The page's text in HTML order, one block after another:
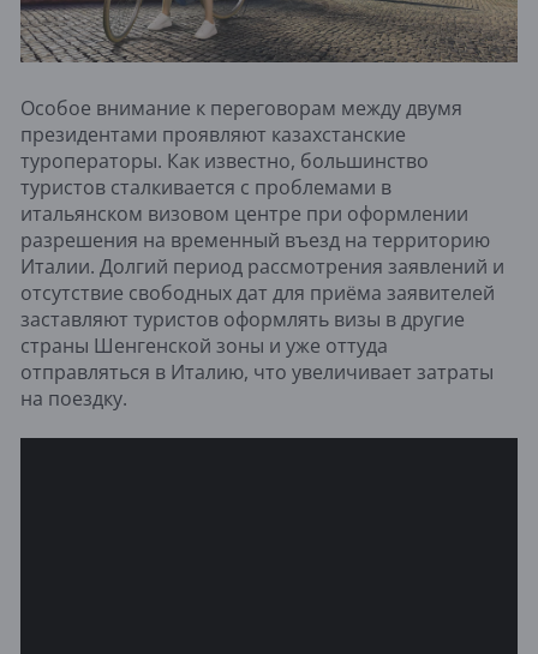
Особое внимание к переговорам между двумя
президентами проявляют казахстанские
туроператоры. Как известно, большинство
туристов сталкивается с проблемами в
итальянском визовом центре при оформлении
разрешения на временный въезд на территорию
Италии. Долгий период рассмотрения заявлений и
отсутствие свободных дат для приёма заявителей
заставляют туристов оформлять визы в другие
страны Шенгенской зоны и уже оттуда
отправляться в Италию, что увеличивает затраты
на поездку.